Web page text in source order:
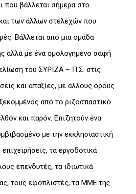
που βάλλεται σήμερα στο
των άλλων στελεχών που
Βάλλεται από μια ομάδα
αλλά με ένα ομολογημένο σαφή
του ΣΥΡΙΖΑ – Π.Σ. στις
και απαξίες, με άλλους όρους
από το ριζοσπαστικό
και παρόν. Επιζητούν ένα
με την εκκλησιαστική
επιχειρήσεις, τα εργοδοτικά
επενδυτές, τα ιδιωτικά
τους εφοπλιστές, τα ΜΜΕ της